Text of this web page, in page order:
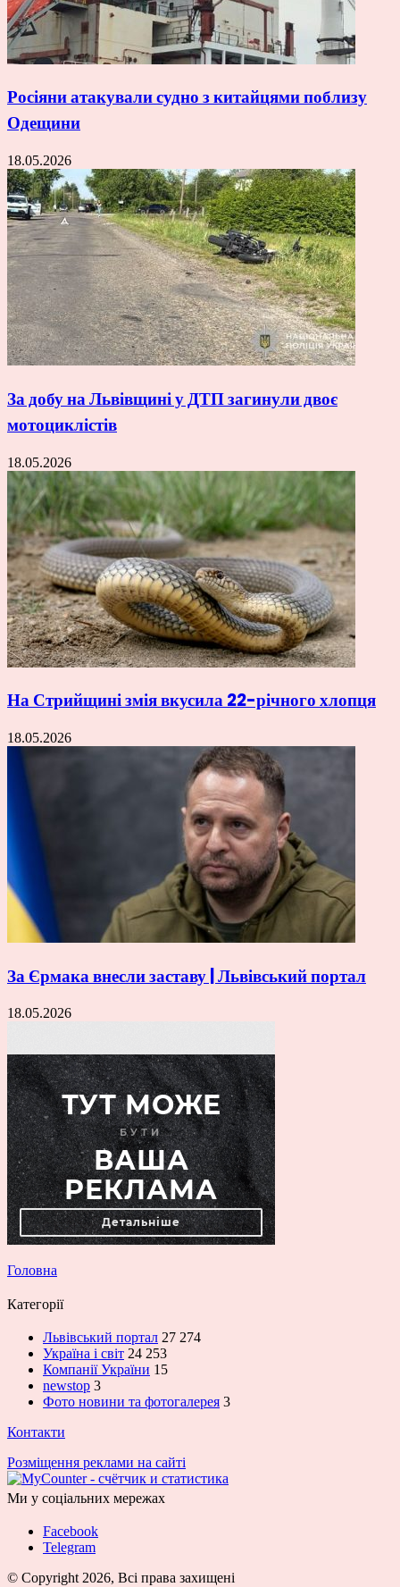
Росіяни атакували судно з китайцями поблизу
Одещини
18.05.2026
За добу на Львівщині у ДТП загинули двоє
мотоциклістів
18.05.2026
На Стрийщині змія вкусила 22-річного хлопця
18.05.2026
За Єрмака внесли заставу | Львівський портал
18.05.2026
Головна
Категорії
Львівський портал 27 274
Україна і світ 24 253
Компанії України 15
newstop 3
Фото новини та фотогалерея 3
Контакти
Розміщення реклами на сайті
Ми у соціальних мережах
Facebook
Telegram
© Copyright 2026, Всі права захищені